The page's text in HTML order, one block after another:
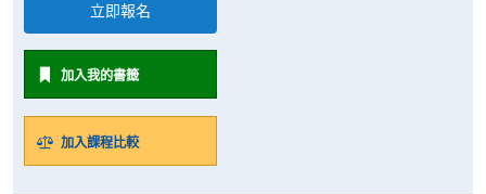
立即報名
加入我的書籤
加入課程比較